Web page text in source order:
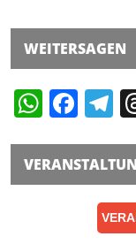
WEITERSAGEN